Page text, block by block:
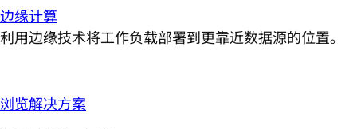
边缘计算
利用边缘技术将工作负载部署到更靠近数据源的位置。
浏览解决方案